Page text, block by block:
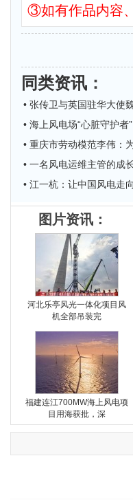
③如有作品内容
同类资讯 ：
• 张传卫与英国驻华大使
• 海上风电场“心脏守护者”
• 重庆市劳动模范李伟：
• 一名风电运维主管的成
• 江一杭：让中国风电走
图片资讯：
河北乐亭风光一体化项目风
机全部吊装完
福建连江700MW海上风电项
目用海获批，深